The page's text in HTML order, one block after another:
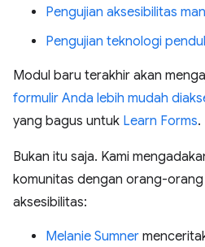
Pengujian aksesibilitas
Pengujian teknologi
Modul baru terakhir akan
formulir Anda lebih mudah
yang bagus untuk Learn Forms.
Bukan itu saja. Kami
komunitas dengan orang-
aksesibilitas:
Melanie Sumner